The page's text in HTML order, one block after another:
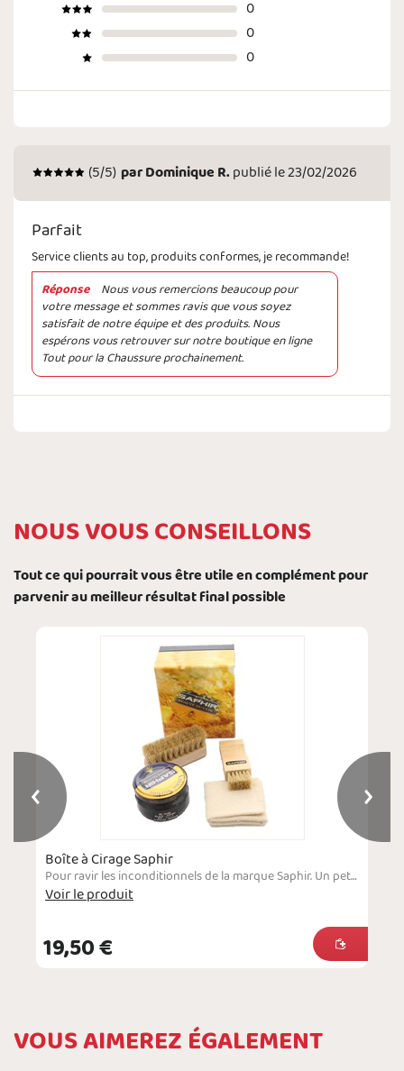
0
0
0
parDominique R.publié le 23/02/2026
(5/5)
Parfait
Service clients au top, produits conformes, je recommande!
Réponse Nous vous remercions beaucoup pour
votre message et sommes ravis que vous soyez
satisfait de notre équipe et des produits. Nous
espérons vous retrouver sur notre boutique en ligne
Tout pour la Chaussure prochainement.
NOUS VOUS CONSEILLONS
Tout ce qui pourrait vous être utile en complément pour
parvenir au meilleur résultat final possible
Boîte à Cirage Saphir
Pour ravir les inconditionnels de la marque Saphir. Un petit coffret qui renferme une crème de cirage enrichie à la cire d'abeille et des accessoires de qualité. Le coffret est facile à glisser dans une boîte à gants de la voiture ou dans un sac de voyage lorsqu'on part en déplacement afin de toujours être en possession des articles indispensables au bon entretien du cuir lisse.
Voir le produit
19,50 €
VOUS AIMEREZ ÉGALEMENT